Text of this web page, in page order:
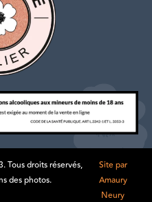
Tous droits réservés,
des photos.
Site par
Amaury
Neury